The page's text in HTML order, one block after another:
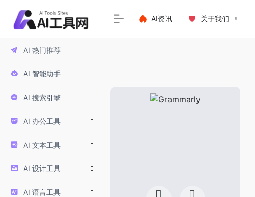
AI 热门推荐
AI 智能助手
AI 搜索引擎
AI 办公工具
AI 文本工具
AI 设计工具
AI 语言工具
AI资讯 关于我们